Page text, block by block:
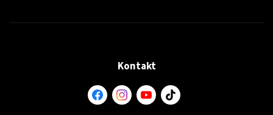
Kontakt